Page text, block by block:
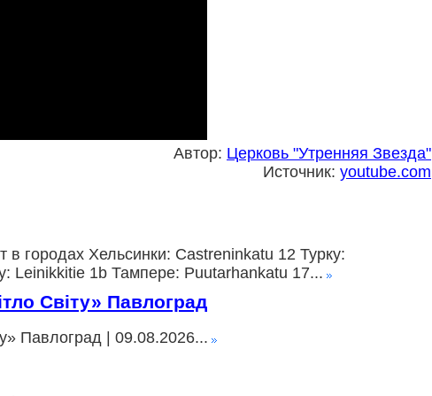
Автор: Церковь "Утренняя Звезда"
Источник: youtube.com
городах Хельсинки: Castreninkatu 12 Турку:
Leinikkitie 1b Тампере: Puutarhankatu 17...
Світу» Павлоград
Павлоград | 09.08.2026...